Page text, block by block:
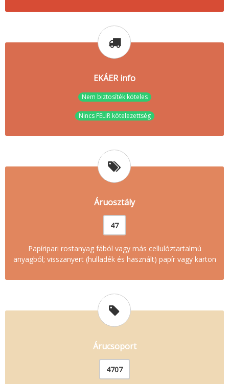
EKÁER info
Nem biztosíték köteles
Nincs FELIR kötelezettség
Áruosztály
47
Papíripari rostanyag fából vagy más cellulóztartalmú
anyagból; visszanyert (hulladék és használt) papír vagy karton
Árucsoport
4707